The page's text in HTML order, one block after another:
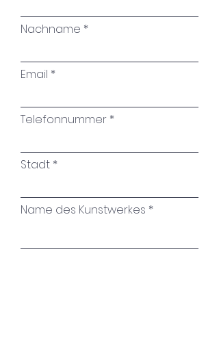
Nachname
Email
Telefonnummer
Stadt
Name des Kunstwerkes